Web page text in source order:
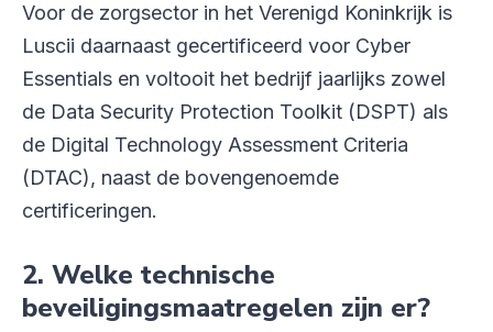
Voor de zorgsector in het Verenigd Koninkrijk is
Luscii daarnaast gecertificeerd voor Cyber
Essentials en voltooit het bedrijf jaarlijks zowel
de Data Security Protection Toolkit (DSPT) als
de Digital Technology Assessment Criteria
(DTAC), naast de bovengenoemde
certificeringen.
2. Welke technische
beveiligingsmaatregelen zijn er?